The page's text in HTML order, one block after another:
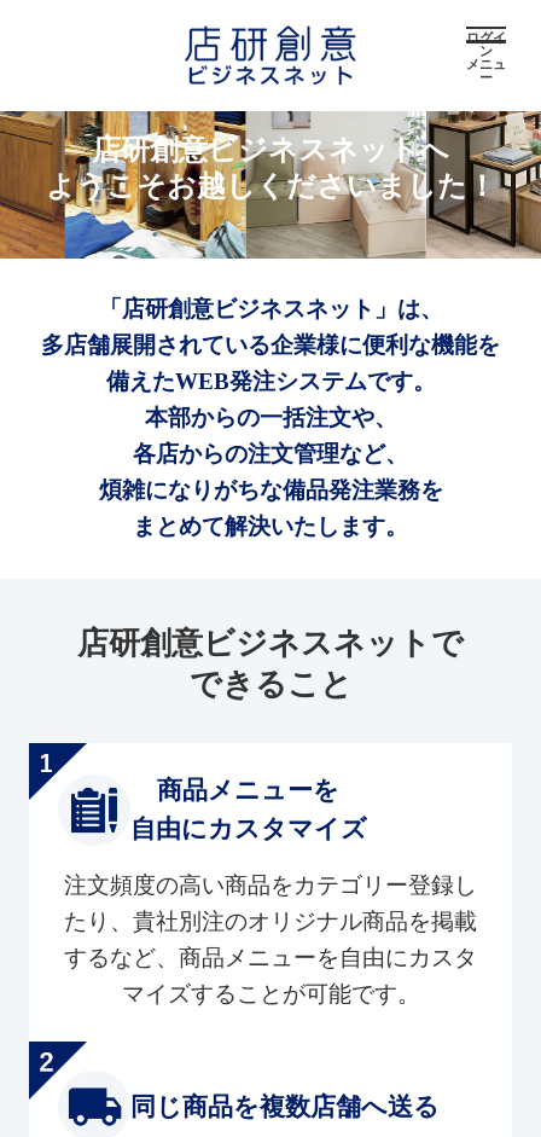
ログイ
ン
メニュ
ー
店研創意ビジネスネットへ
ようこそお越しくださいました！
「店研創意ビジネスネット」は、
多店舗展開されている企業様に便利な機能を
備えたWEB発注システムです。
本部からの一括注文や、
各店からの注文管理など、
煩雑になりがちな備品発注業務を
まとめて解決いたします。
店研創意ビジネスネットで
できること
商品メニューを
自由にカスタマイズ
注文頻度の高い商品をカテゴリー登録し
たり、貴社別注のオリジナル商品を掲載
するなど、商品メニューを自由にカスタ
マイズすることが可能です。
同じ商品を複数店舗へ送る